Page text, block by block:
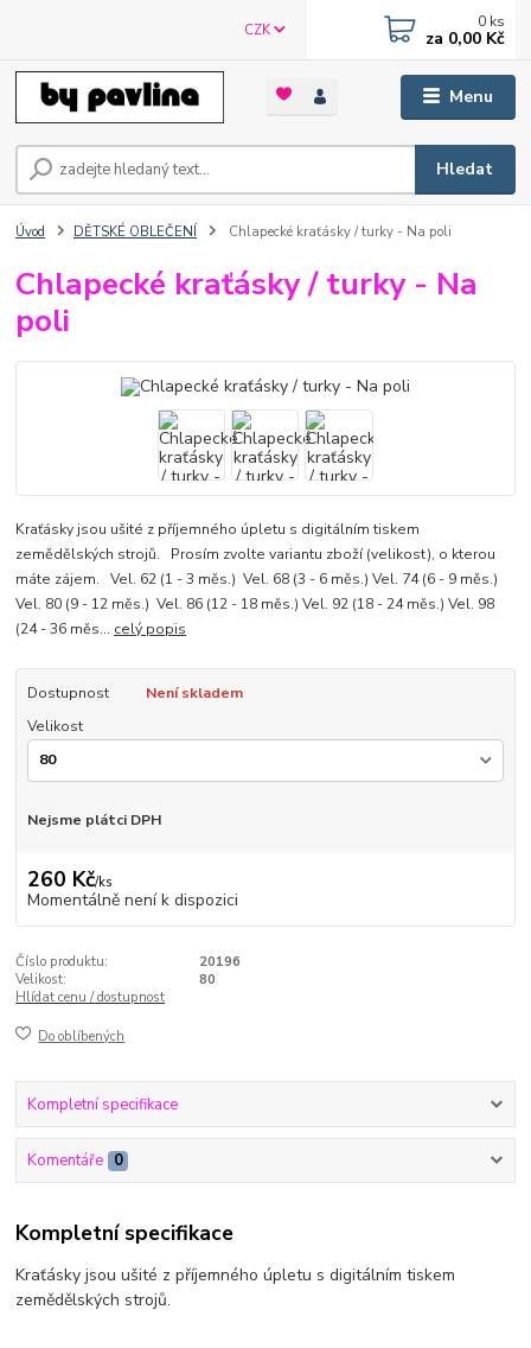
Menu
CZK
Hledat
0 ks
za 0,00 Kč
Úvod DĚTSKÉ OBLEČENÍ Chlapecké kraťásky / turky - Na poli
Chlapecké kraťásky / turky - Na
poli
Kraťásky jsou ušité z příjemného úpletu s digitálním tiskem
zemědělských strojů. Prosím zvolte variantu zboží (velikost), o kterou
máte zájem. Vel. 62 (1 - 3 měs.) Vel. 68 (3 - 6 měs.) Vel. 74 (6 - 9 měs.)
Vel. 80 (9 - 12 měs.) Vel. 86 (12 - 18 měs.) Vel. 92 (18 - 24 měs.) Vel. 98
(24 - 36 měs... celý popis
Dostupnost
Není skladem
Velikost
Nejsme plátci DPH
260 Kč/ks
Momentálně není k dispozici
Číslo produktu:
20196
Velikost:
80
Hlídat cenu / dostupnost
Do oblíbených
Kompletní specifikace
Komentáře 0
Kompletní specifikace
Kraťásky jsou ušité z příjemného úpletu s digitálním tiskem
zemědělských strojů.